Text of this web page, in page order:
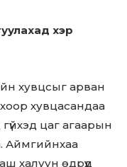
хэр
хувцсыг арван
хувцасандаа
цаг агаарын
Аймгийнхаа
халуун өдрүүд